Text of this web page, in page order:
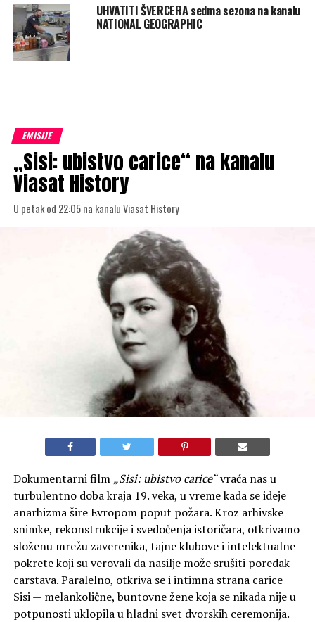
UHVATITI ŠVERCERA sedma sezona na kanalu
NATIONAL GEOGRAPHIC
EMISIJE
„Sisi: ubistvo carice“ na kanalu
Viasat History
U petak od 22:05 na kanalu Viasat History
Dokumentarni film „Sisi: ubistvo carice“vraća nas u
turbulentno doba kraja 19. veka, u vreme kada se ideje
anarhizma šire Evropom poput požara. Kroz arhivske
snimke, rekonstrukcije i svedočenja istoričara, otkrivamo
složenu mrežu zaverenika, tajne klubove i intelektualne
pokrete koji su verovali da nasilje može srušiti poredak
carstava. Paralelno, otkriva se i intimna strana carice
Sisi — melankolične, buntovne žene koja se nikada nije u
potpunosti uklopila u hladni svet dvorskih ceremonija.